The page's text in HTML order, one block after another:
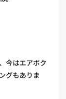
今はエアボク
グもありま